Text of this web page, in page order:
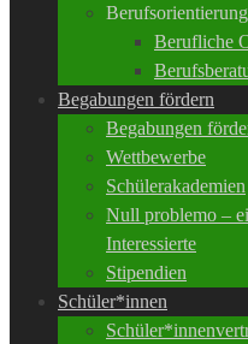
Berufsorientierung
Berufliche
Begabungen fördern
Begabungen
Wettbewerbe
Schülerakademien
Null problemo –
Interessierte
Stipendien
Schüler*innen